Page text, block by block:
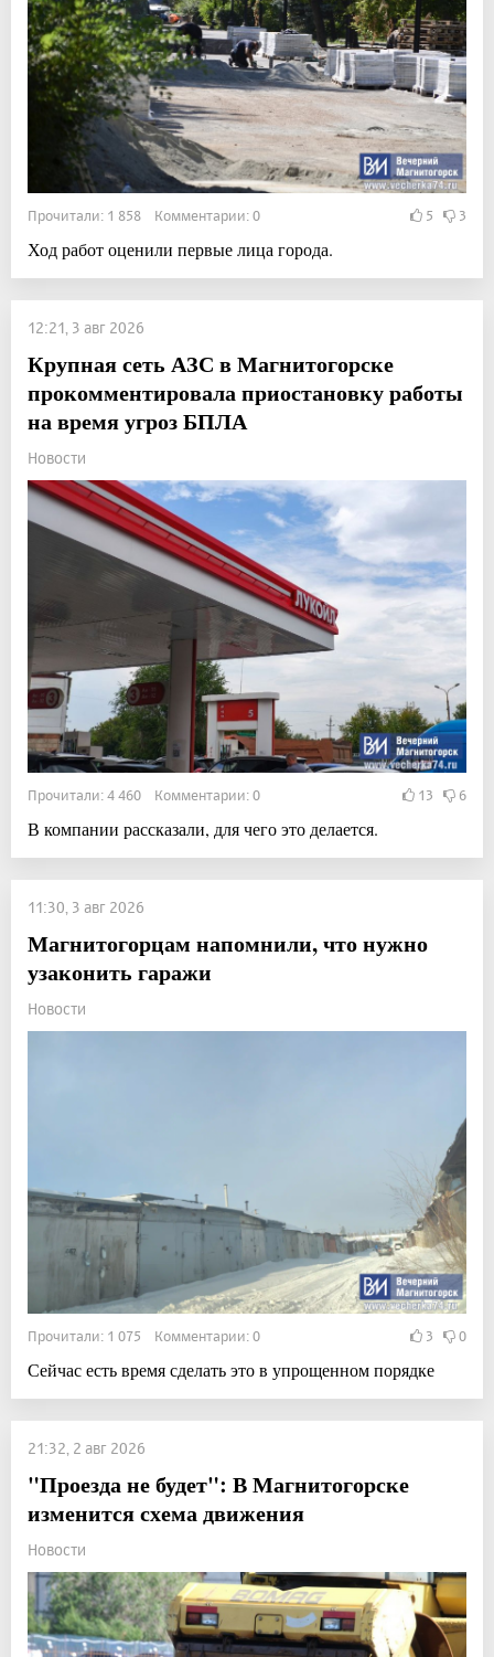
Прочитали: 1 858 Комментарии: 0 5 3
Ход работ оценили первые лица города.
12:21, 3 авг 2026
Крупная сеть АЗС в Магнитогорске
прокомментировала приостановку работы
на время угроз БПЛА
Новости
Прочитали: 4 460 Комментарии: 0 13 6
В компании рассказали, для чего это делается.
11:30, 3 авг 2026
Магнитогорцам напомнили, что нужно
узаконить гаражи
Новости
Прочитали: 1 075 Комментарии: 0 3 0
Сейчас есть время сделать это в упрощенном порядке
21:32, 2 авг 2026
"Проезда не будет": В Магнитогорске
изменится схема движения
Новости